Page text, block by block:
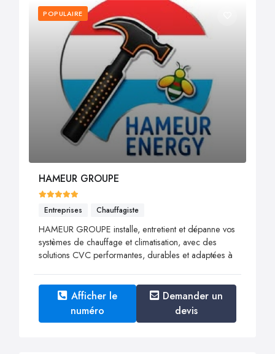
POPULAIRE
HAMEUR GROUPE
Entreprises Chauffagiste
HAMEUR GROUPE installe, entretient et dépanne vos
systèmes de chauffage et climatisation, avec des
solutions CVC performantes, durables et adaptées à
Afficher le
numéro
Demander un
devis